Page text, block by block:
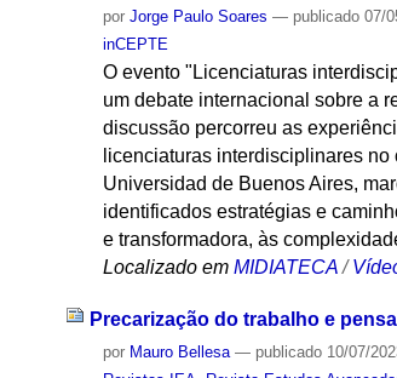
porJorge Paulo Soares — publicado 07/
inCEPTE
O evento "Licenciaturas
um debate internacional sobre a
discussão percorreu as
licenciaturas interdisciplinares
Universidad de Buenos Aires,
identificados estratégias e
e transformadora, às
Localizado em MIDIATECA /
Precarização do trabalho e
por Mauro Bellesa — publicado 10/07/